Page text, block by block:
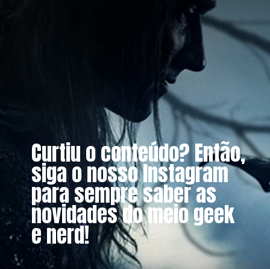
Curtiu o conteúdo? Então,
siga o nosso Instagram
para sempre saber as
novidades do meio geek
e nerd!